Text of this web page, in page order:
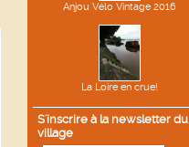
Anjou Vélo Vintage 2016
La Loire en crue!
S'inscrire à la newsletter du
village